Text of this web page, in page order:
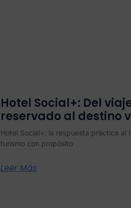
Hotel Social+: Del
reservado al destino
Hotel Social+: la respuesta práctica al
turismo con propósito
Leer Más